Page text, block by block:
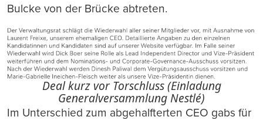
Bulcke von der Brücke abtreten.
Deal kurz vor Torschluss (Einladung
Generalversammlung Nestlé)
Im Unterschied zum abgehalfterten CEO gabs für